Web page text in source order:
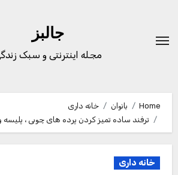
content
جالبز
مجله اینترنتی و سبک
Home بانوان
خانه داری
ترفند ساده تمیز کردن پرده های چوبی ، پلیسه
خانه داری